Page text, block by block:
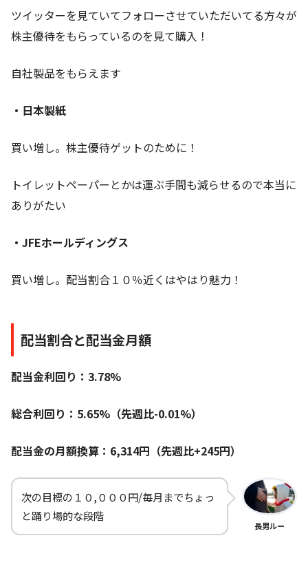
ツイッターを見ていてフォローさせていただいてる方々が
株主優待をもらっているのを見て購入！
自社製品をもらえます
・日本製紙
買い増し。株主優待ゲットのために！
トイレットペーパーとかは運ぶ手間も減らせるので本当に
ありがたい
・JFEホールディングス
買い増し。配当割合１０％近くはやはり魅力！
配当割合と配当金月額
配当金利回り：3.78%
総合利回り：5.65%（先週比-0.01%）
配当金の月額換算：6,314円（先週比+245円）
次の目標の１０,０００円/毎月までちょっ
と踊り場的な段階
長男ルー